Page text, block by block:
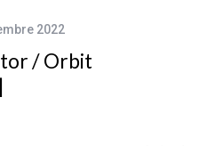
2022
/ Orbit